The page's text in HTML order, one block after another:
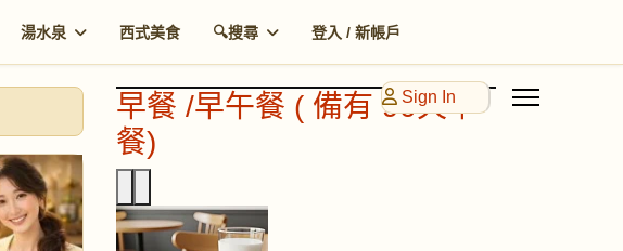
湯水泉 西式美食 🔍搜尋 登入 / 新帳戶
Sign In
早餐 /早午餐 ( 備有 90天早
餐)